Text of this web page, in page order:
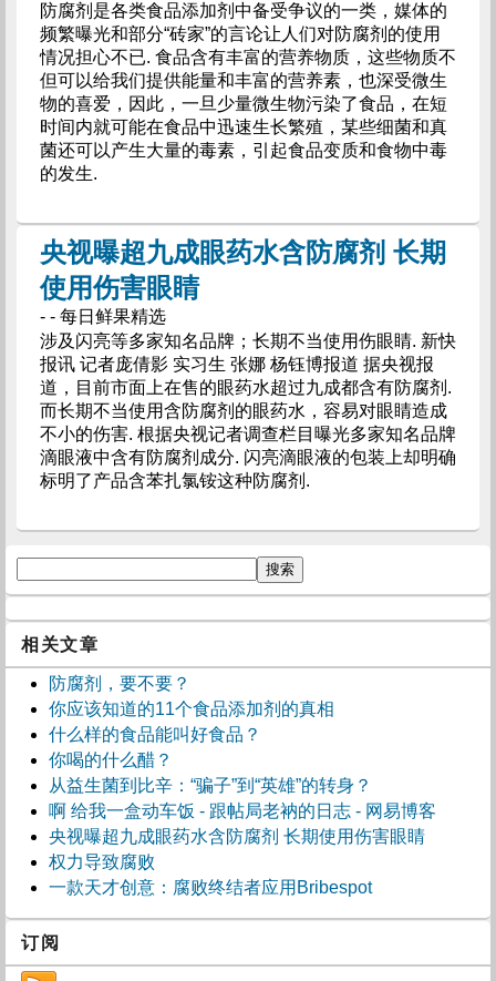
防腐剂是各类食品添加剂中备受争议的一类，媒体的
频繁曝光和部分“砖家”的言论让人们对防腐剂的使用
情况担心不已. 食品含有丰富的营养物质，这些物质不
但可以给我们提供能量和丰富的营养素，也深受微生
物的喜爱，因此，一旦少量微生物污染了食品，在短
时间内就可能在食品中迅速生长繁殖，某些细菌和真
菌还可以产生大量的毒素，引起食品变质和食物中毒
的发生.
央视曝超九成眼药水含防腐剂 长期
使用伤害眼睛
- - 每日鲜果精选
涉及闪亮等多家知名品牌；长期不当使用伤眼睛. 新快
报讯 记者庞倩影 实习生 张娜 杨钰博报道 据央视报
道，目前市面上在售的眼药水超过九成都含有防腐剂.
而长期不当使用含防腐剂的眼药水，容易对眼睛造成
不小的伤害. 根据央视记者调查栏目曝光多家知名品牌
滴眼液中含有防腐剂成分. 闪亮滴眼液的包装上却明确
标明了产品含苯扎氯铵这种防腐剂.
相关文章
防腐剂，要不要？
你应该知道的11个食品添加剂的真相
什么样的食品能叫好食品？
你喝的什么醋？
从益生菌到比辛：“骗子”到“英雄”的转身？
啊 给我一盒动车饭 - 跟帖局老衲的日志 - 网易博客
央视曝超九成眼药水含防腐剂 长期使用伤害眼睛
权力导致腐败
一款天才创意：腐败终结者应用Bribespot
订阅